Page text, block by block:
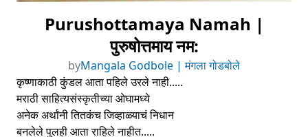
Purushottamaya Namah |
पुरुषोत्तमाय नम:
byMangala Godbole | मंगला गोडबोले
कृष्णाकाठी कुंडल आता पहिले उरले नाही.....
मराठी साहित्यसंस्कृतीच्या ओघामध्ये
अनेक अर्थांनी तितकंच जिव्हाळ्याचं निधान
बनलेले पुलही आता राहिले नाहीत.....